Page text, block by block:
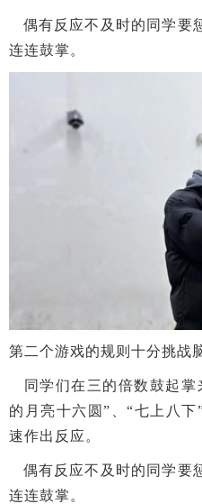
偶有反应不及时的同学要
连连鼓掌。
第二个游戏的规则十分挑战
同学们在三的倍数鼓起掌
的月亮十六圆”、“七上八
速作出反应。
偶有反应不及时的同学要
连连鼓掌。